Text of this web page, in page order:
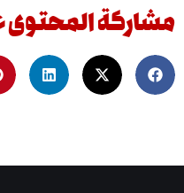
المحتوى على